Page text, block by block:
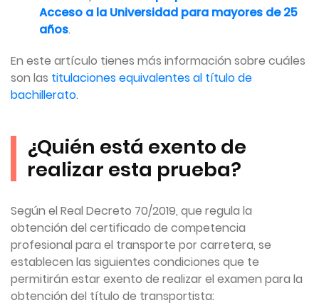
Acceso a la Universidad para mayores de 25
años.
En este artículo tienes más información sobre cuáles
son las titulaciones equivalentes al título de
bachillerato.
¿Quién está exento de
realizar esta prueba?
Según el Real Decreto 70/2019, que regula la
obtención del certificado de competencia
profesional para el transporte por carretera, se
establecen las siguientes condiciones que te
permitirán estar exento de realizar el examen para la
obtención del título de transportista: